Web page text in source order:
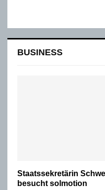
BUSINESS
Staatssekretärin
besucht solmotion